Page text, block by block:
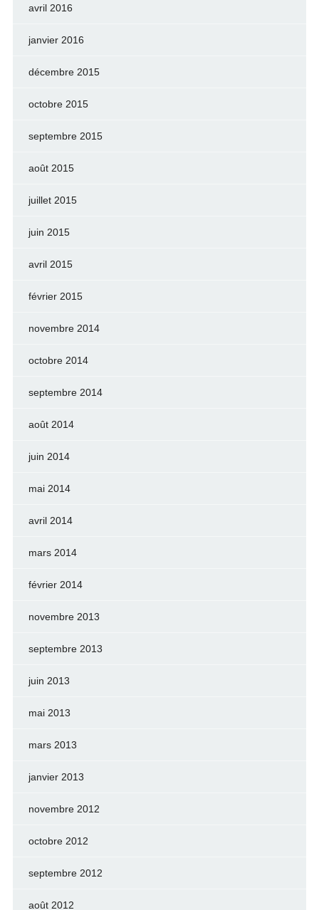
avril 2016
janvier 2016
décembre 2015
octobre 2015
septembre 2015
août 2015
juillet 2015
juin 2015
avril 2015
février 2015
novembre 2014
octobre 2014
septembre 2014
août 2014
juin 2014
mai 2014
avril 2014
mars 2014
février 2014
novembre 2013
septembre 2013
juin 2013
mai 2013
mars 2013
janvier 2013
novembre 2012
octobre 2012
septembre 2012
août 2012